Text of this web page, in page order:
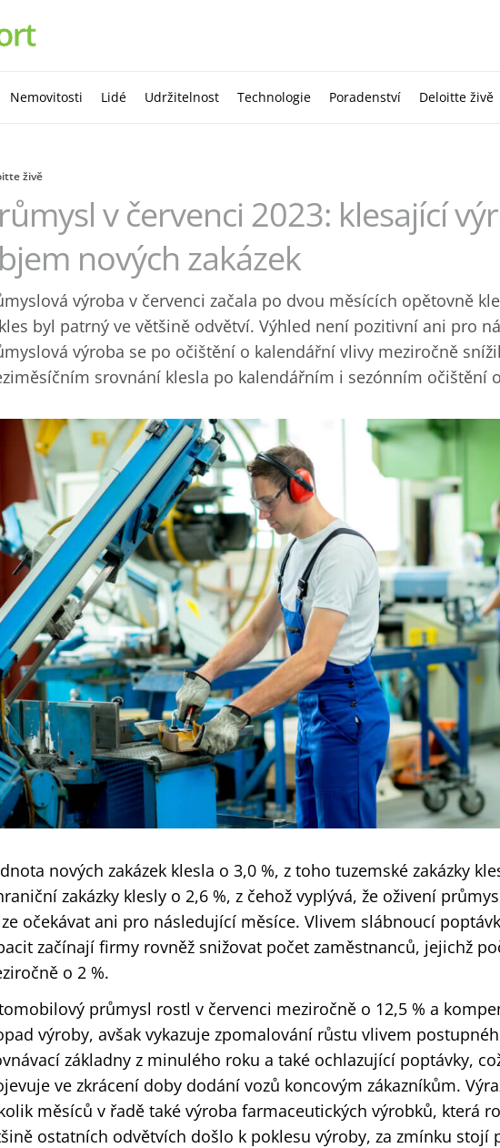
Nemovitosti Lidé Udržitelnost Technologie Poradenství Deloitte živě
živě
v červenci 2023: klesající
nových zakázek
výroba v červenci začala po dvou měsících opětovně
byl patrný ve většině odvětví. Výhled není pozitivní ani pro
výroba se po očištění o kalendářní vlivy meziročně
srovnání klesla po kalendářním i sezónním očištění
nových zakázek klesla o 3,0 %, z toho tuzemské zakázky
zakázky klesly o 2,6 %, z čehož vyplývá, že oživení
očekávat ani pro následující měsíce. Vlivem slábnoucí
začínají firmy rovněž snižovat počet zaměstnanců, jejichž
o 2 %.
průmysl rostl v červenci meziročně o 12,5 % a
výroby, avšak vykazuje zpomalování růstu vlivem
základny z minulého roku a také ochlazující poptávky,
ve zkrácení doby dodání vozů koncovým zákazníkům.
měsíců v řadě také výroba farmaceutických výrobků, která
ostatních odvětvích došlo k poklesu výroby, za zmínku stojí